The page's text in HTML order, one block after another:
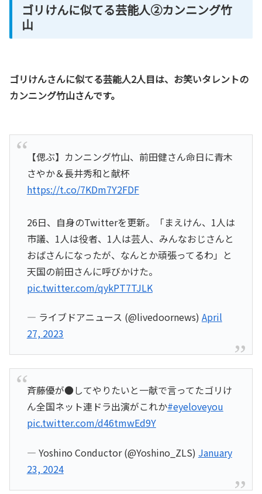
ゴリけんに似てる芸能人②カンニング竹
山
ゴリけんさんに似てる芸能人2人目は、お笑いタレントの
カンニング竹山さんです。
【偲ぶ】カンニング竹山、前田健さん命日に青木
さやか＆長井秀和と献杯
https://t.co/7KDm7Y2FDF
26日、自身のTwitterを更新。「まえけん、1人は
市議、1人は役者、1人は芸人、みんなおじさんと
おばさんになったが、なんとか頑張ってるわ」と
天国の前田さんに呼びかけた。
pic.twitter.com/qykPT7TJLK
— ライブドアニュース (@livedoornews) April
27, 2023
斉藤優が●してやりたいと一献で言ってたゴリけ
ん全国ネット連ドラ出演がこれか#eyeloveyou
pic.twitter.com/d46tmwEd9Y
— Yoshino Conductor (@Yoshino_ZLS) January
23, 2024